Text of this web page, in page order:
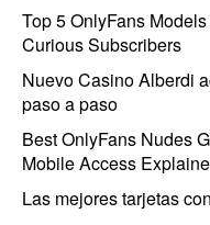
Top 5 OnlyFans
Curious Subscribers
Nuevo Casino Alberdi
paso a paso
Best OnlyFans Nudes
Mobile Access
Las mejores tarjetas